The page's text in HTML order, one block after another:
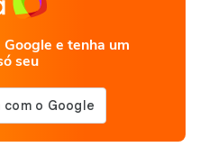
e tenha um
seu